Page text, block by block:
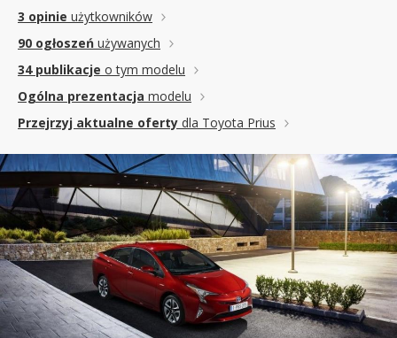
3 opinie użytkowników
90 ogłoszeń używanych
34 publikacje o tym modelu
Ogólna prezentacja modelu
Przejrzyj aktualne oferty dla Toyota Prius